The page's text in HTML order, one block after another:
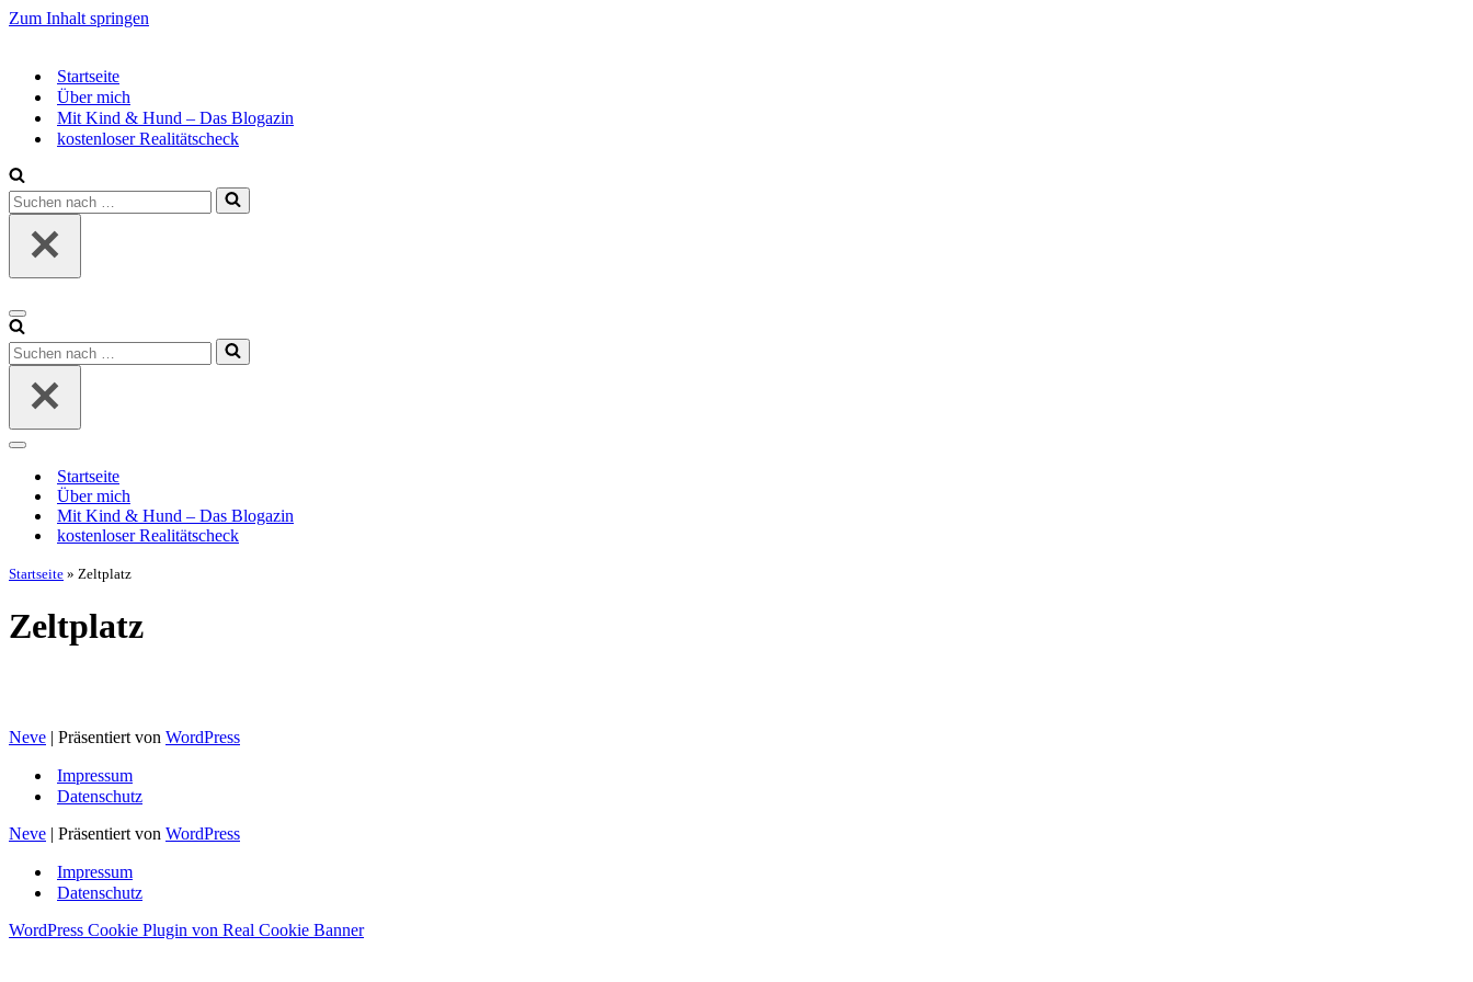
Zum Inhalt springen
Startseite
Über mich
Mit Kind & Hund – Das Blogazin
kostenloser Realitätscheck
Suchen
nach …
Navigationsmenü
Suchen
nach …
Navigationsmenü
Startseite
Über mich
Mit Kind & Hund – Das Blogazin
kostenloser Realitätscheck
Startseite » Zeltplatz
Zeltplatz
Neve | Präsentiert von WordPress
Impressum
Datenschutz
Neve | Präsentiert von WordPress
Impressum
Datenschutz
WordPress Cookie Plugin von Real Cookie Banner